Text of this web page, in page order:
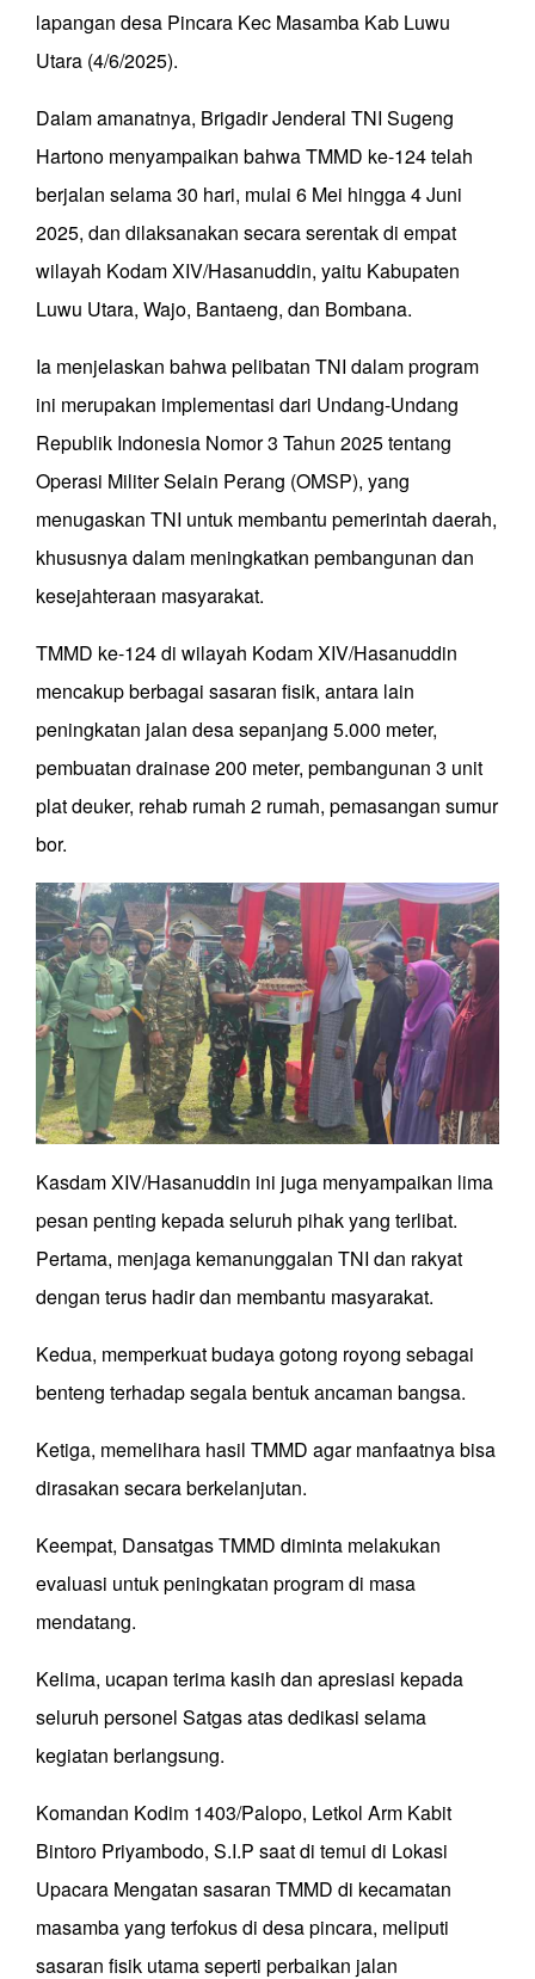
lapangan desa Pincara Kec Masamba Kab Luwu
Utara (4/6/2025).
Dalam amanatnya, Brigadir Jenderal TNI Sugeng
Hartono menyampaikan bahwa TMMD ke-124 telah
berjalan selama 30 hari, mulai 6 Mei hingga 4 Juni
2025, dan dilaksanakan secara serentak di empat
wilayah Kodam XIV/Hasanuddin, yaitu Kabupaten
Luwu Utara, Wajo, Bantaeng, dan Bombana.
Ia menjelaskan bahwa pelibatan TNI dalam program
ini merupakan implementasi dari Undang-Undang
Republik Indonesia Nomor 3 Tahun 2025 tentang
Operasi Militer Selain Perang (OMSP), yang
menugaskan TNI untuk membantu pemerintah daerah,
khususnya dalam meningkatkan pembangunan dan
kesejahteraan masyarakat.
TMMD ke-124 di wilayah Kodam XIV/Hasanuddin
mencakup berbagai sasaran fisik, antara lain
peningkatan jalan desa sepanjang 5.000 meter,
pembuatan drainase 200 meter, pembangunan 3 unit
plat deuker, rehab rumah 2 rumah, pemasangan sumur
bor.
Kasdam XIV/Hasanuddin ini juga menyampaikan lima
pesan penting kepada seluruh pihak yang terlibat.
Pertama, menjaga kemanunggalan TNI dan rakyat
dengan terus hadir dan membantu masyarakat.
Kedua, memperkuat budaya gotong royong sebagai
benteng terhadap segala bentuk ancaman bangsa.
Ketiga, memelihara hasil TMMD agar manfaatnya bisa
dirasakan secara berkelanjutan.
Keempat, Dansatgas TMMD diminta melakukan
evaluasi untuk peningkatan program di masa
mendatang.
Kelima, ucapan terima kasih dan apresiasi kepada
seluruh personel Satgas atas dedikasi selama
kegiatan berlangsung.
Komandan Kodim 1403/Palopo, Letkol Arm Kabit
Bintoro Priyambodo, S.I.P saat di temui di Lokasi
Upacara Mengatan sasaran TMMD di kecamatan
masamba yang terfokus di desa pincara, meliputi
sasaran fisik utama seperti perbaikan jalan